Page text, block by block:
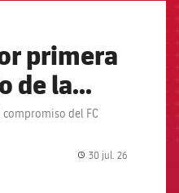
primera
de la
del FC
30 jul. 26